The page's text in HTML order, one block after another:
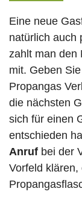
Eine neue
natürlich auch
zahlt man den
mit. Geben
Propangas
die nächsten
sich für einen
entschieden
Anruf bei der
Vorfeld